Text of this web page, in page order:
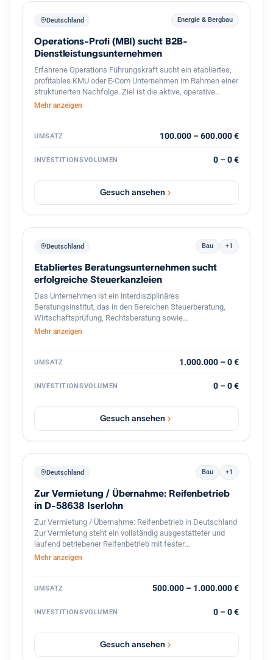
Deutschland Energie & Bergbau
Operations-Profi (MBI) sucht B2B-
Dienstleistungsunternehmen
Erfahrene Operations Führungskraft sucht ein etabliertes,
profitables KMU oder E-Com Unternehmen im Rahmen einer
strukturierten Nachfolge. Ziel ist die aktive, operative
Übernahme der Geschäftsführung (tätige Beteiligung), die
Prozessdigitalisierung und Skalierung
Mehr anzeigen
UMSATZ 100.000 – 600.000 €
INVESTITIONSVOLUMEN 0 – 0 €
Gesuch ansehen
Deutschland Bau +1
Etabliertes Beratungsunternehmen sucht
erfolgreiche Steuerkanzleien
Das Unternehmen ist ein interdisziplinäres
Beratungsinstitut, das in den Bereichen Steuerberatung,
Wirtschaftsprüfung, Rechtsberatung sowie
betriebswirtschaftliche Unternehmensberatung tätig ist. Es
sowie an Privatpersonen mit komplexen steuer‑ und
von rund 1 500 Mitarbeitern und einem Netzwerk von
das Haus seinen Kunden eine flächendeckende,
persönliche Betreuung vor Ort gewährleisten, wodurch das
Institut besonders gut in den dortigen Wirtschaftsraum
Mehr anzeigen
UMSATZ 1.000.000 – 0 €
INVESTITIONSVOLUMEN 0 – 0 €
Gesuch ansehen
Deutschland Bau +1
Zur Vermietung / Übernahme: Reifenbetrieb
in D-58638 Iserlohn
Zur Vermietung / Übernahme: Reifenbetrieb in Deutschland
Zur Vermietung steht ein vollständig ausgestatteter und
laufend betriebener Reifenbetrieb mit fester
Kundenstruktur und etabliertem Geschäftsbetrieb. Der
ist komplett ausgestattet und sofort betriebsbereit.
Reifenmontage und Service aller Fahrzeugtypen(LKWs
auch Lkw problemlos einfahren können Hebebühnen und
professionelles Equipment für Fahrzeuge Bestehender
Kundenstamm und laufender Geschäftsbetrieb Gute Lage
Mehr anzeigen
UMSATZ 500.000 – 1.000.000 €
INVESTITIONSVOLUMEN 0 – 0 €
Gesuch ansehen